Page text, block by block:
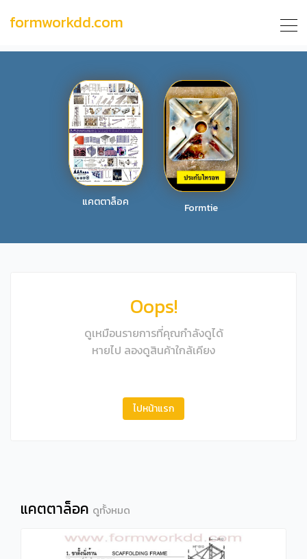
formworkdd.com
แคตตาล็อค Formtie
Oops!
ดูเหมือนรายการที่คุณกำลังดูได้
หายไป ลองดูสินค้าใกล้เคียง
ไปหน้าแรก
แคตตาล็อค ดูทั้งหมด